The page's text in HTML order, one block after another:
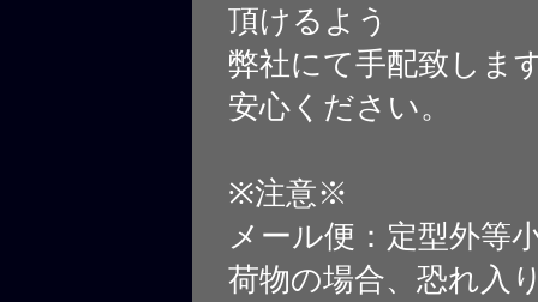
頂けるよう
弊社にて手配致しま
安心ください。
※注意※
メール便：定型外等
荷物の場合、恐れ入